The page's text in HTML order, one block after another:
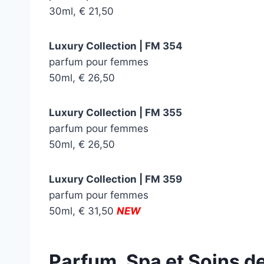
30ml, € 21,50
Luxury Collection | FM 354
parfum pour femmes
50ml, € 26,50
Luxury Collection | FM 355
parfum pour femmes
50ml, € 26,50
Luxury Collection | FM 359
parfum pour femmes
50ml, € 31,50 NEW